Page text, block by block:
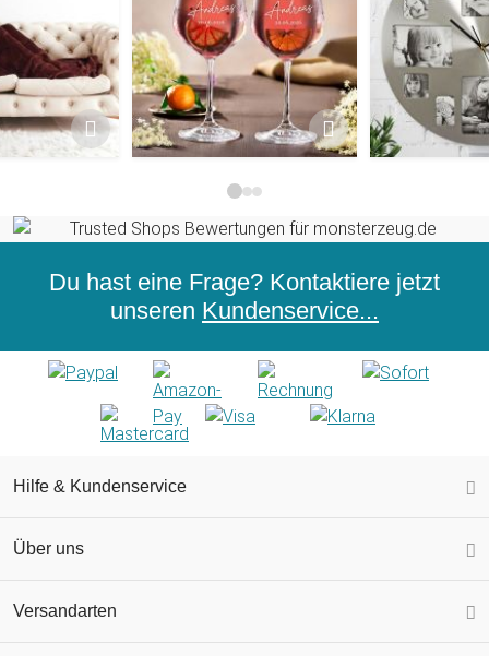
Du hast eine Frage? Kontaktiere jetzt
unseren Kundenservice...
Hilfe & Kundenservice
Über uns
Versandarten